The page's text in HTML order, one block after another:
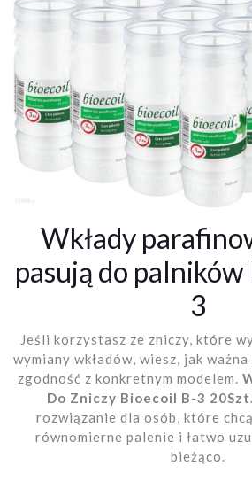
Wkłady
pasują do
3
Jeśli korzystasz ze zniczy, które
wymiany wkładów, wiesz, jak
zgodność z konkretnym modelem.
Do Zniczy Bioecoil B-3 20Szt.
rozwiązanie dla osób, które
równomierne palenie i łatwo
bieżąco.